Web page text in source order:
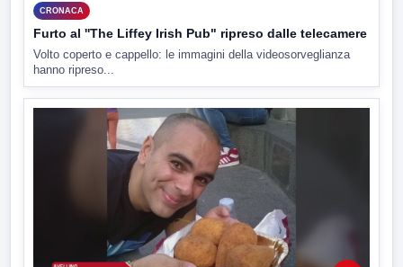
CRONACA
Furto al ''The Liffey Irish Pub" ripreso dalle telecamere
Volto coperto e cappello: le immagini della videosorveglianza
hanno ripreso...